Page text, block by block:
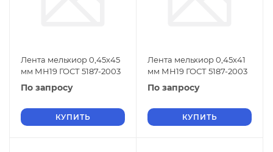
Лента мельхиор 0,45х45
мм МН19 ГОСТ 5187-2003
По запросу
КУПИТЬ
Лента мельхиор 0,45х41
мм МН19 ГОСТ 5187-2003
По запросу
КУПИТЬ